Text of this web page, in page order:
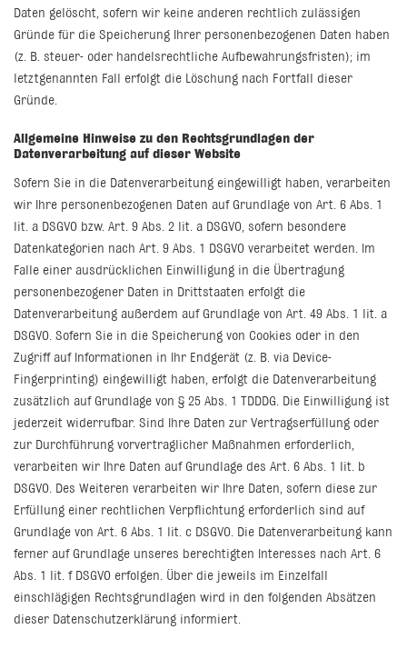
Daten gelöscht, sofern wir keine anderen rechtlich zulässigen
Gründe für die Speicherung Ihrer personenbezogenen Daten haben
(z. B. steuer- oder handelsrechtliche Aufbewahrungsfristen); im
letztgenannten Fall erfolgt die Löschung nach Fortfall dieser
Gründe.
Allgemeine Hinweise zu den Rechtsgrundlagen der
Datenverarbeitung auf dieser Website
Sofern Sie in die Datenverarbeitung eingewilligt haben, verarbeiten
wir Ihre personenbezogenen Daten auf Grundlage von Art. 6 Abs. 1
lit. a DSGVO bzw. Art. 9 Abs. 2 lit. a DSGVO, sofern besondere
Datenkategorien nach Art. 9 Abs. 1 DSGVO verarbeitet werden. Im
Falle einer ausdrücklichen Einwilligung in die Übertragung
personenbezogener Daten in Drittstaaten erfolgt die
Datenverarbeitung außerdem auf Grundlage von Art. 49 Abs. 1 lit. a
DSGVO. Sofern Sie in die Speicherung von Cookies oder in den
Zugriff auf Informationen in Ihr Endgerät (z. B. via Device-
Fingerprinting) eingewilligt haben, erfolgt die Datenverarbeitung
zusätzlich auf Grundlage von § 25 Abs. 1 TDDDG. Die Einwilligung ist
jederzeit widerrufbar. Sind Ihre Daten zur Vertragserfüllung oder
zur Durchführung vorvertraglicher Maßnahmen erforderlich,
verarbeiten wir Ihre Daten auf Grundlage des Art. 6 Abs. 1 lit. b
DSGVO. Des Weiteren verarbeiten wir Ihre Daten, sofern diese zur
Erfüllung einer rechtlichen Verpflichtung erforderlich sind auf
Grundlage von Art. 6 Abs. 1 lit. c DSGVO. Die Datenverarbeitung kann
ferner auf Grundlage unseres berechtigten Interesses nach Art. 6
Abs. 1 lit. f DSGVO erfolgen. Über die jeweils im Einzelfall
einschlägigen Rechtsgrundlagen wird in den folgenden Absätzen
dieser Datenschutzerklärung informiert.